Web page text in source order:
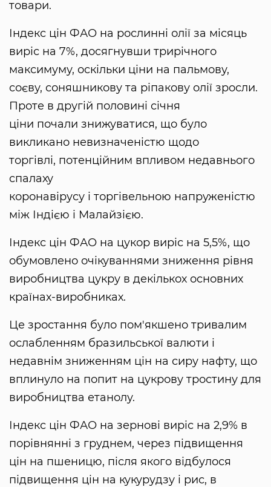
товари.
Індекс цін ФАО на рослинні олії за місяць
виріс на 7%, досягнувши трирічного
максимуму, оскільки ціни на пальмову,
соєву, соняшникову та ріпакову олії зросли.
Проте в другій половині січня
ціни почали знижуватися, що було
викликано невизначеністю щодо
торгівлі, потенційним впливом недавнього
спалаху
коронавірусу і торгівельною напруженістю
між Індією і Малайзією.
Індекс цін ФАО на цукор виріс на 5,5%, що
обумовлено очікуваннями зниження рівня
виробництва цукру в декількох основних
країнах-виробниках.
Це зростання було пом'якшено тривалим
ослабленням бразильської валюти і
недавнім зниженням цін на сиру нафту, що
вплинуло на попит на цукрову тростину для
виробництва етанолу.
Індекс цін ФАО на зернові виріс на 2,9% в
порівнянні з груднем, через підвищення
цін на пшеницю, після якого відбулося
підвищення цін на кукурудзу і рис, в